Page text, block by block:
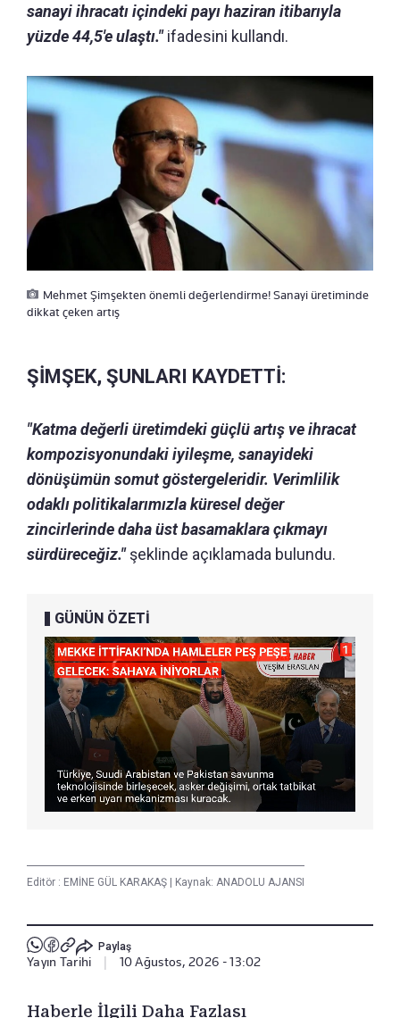
sanayi ihracatı içindeki payı haziran itibarıyla
yüzde 44,5'e ulaştı."ifadesini kullandı.
Mehmet Şimşekten önemli değerlendirme! Sanayi üretiminde
dikkat çeken artış
ŞİMŞEK, ŞUNLARI KAYDETTİ:
"Katma değerli üretimdeki güçlü artış ve ihracat
kompozisyonundaki iyileşme, sanayideki
dönüşümün somut göstergeleridir. Verimlilik
odaklı politikalarımızla küresel değer
zincirlerinde daha üst basamaklara çıkmayı
sürdüreceğiz."şeklinde açıklamada bulundu.
GÜNÜN ÖZETİ
Editör : EMİNE GÜL KARAKAŞ Kaynak: ANADOLU AJANSI
Paylaş
Yayın Tarihi 10 Ağustos, 2026 - 13:02
Haberle İlgili Daha Fazlası